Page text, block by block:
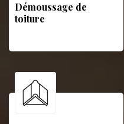
Démoussage de
toiture